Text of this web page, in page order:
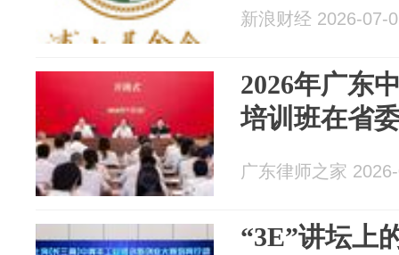
新浪财经 2026-07-
2026年广东
培训班在省
广东律师之家
“3E”讲坛上